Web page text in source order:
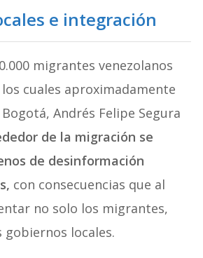
e integración
migrantes venezolanos
cuales aproximadamente
Andrés Felipe Segura
de la migración se
de desinformación
con consecuencias que al
no solo los migrantes,
locales.